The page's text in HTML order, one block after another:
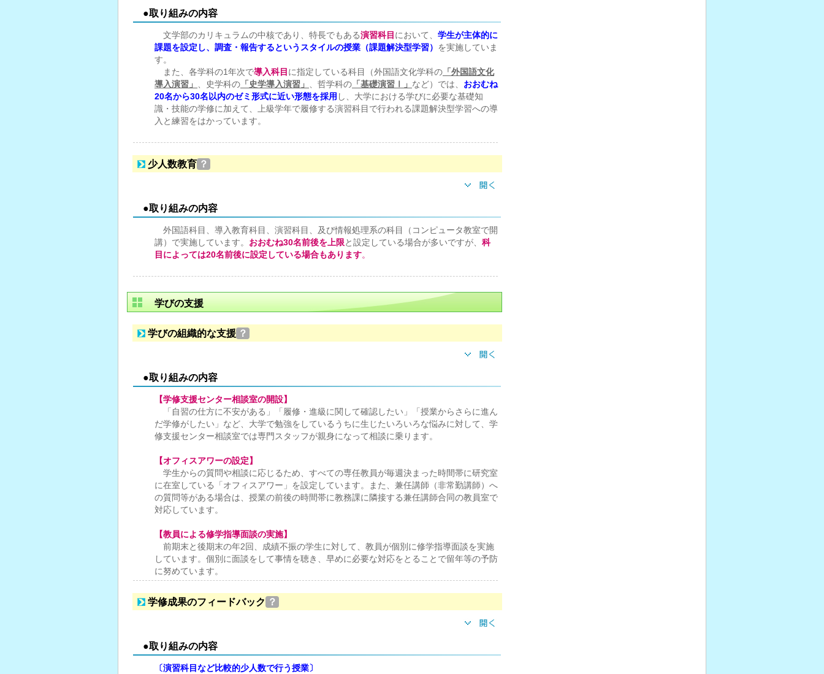
●取り組みの内容
文学部のカリキュラムの中核であり、特長でもある演習科目 において、 学生が主体的に
課題を設定し、調査・報告するというスタイルの授業（課題解決型学習） を実施していま
す。
また、各学科の1年次で導入科目 に指定している科目（外国語文化学科の 「外国語文化
導入演習」
、史学科の 「史学導入演習」 、哲学科の 「基礎演習Ⅰ」 など）では、 おおむね
20名から30名以内のゼミ形式に近い形態を採用 し、大学における学びに必要な基礎知
識・技能の学修に加えて、上級学年で履修する演習科目で行われる課題解決型学習への導
入と練習をはかっています。
少人数教育 ？
●取り組みの内容
外国語科目、導入教育科目、演習科目、及び情報処理系の科目（コンピュータ教室で開
講）で実施しています。 おおむね30名前後を上限と設定している場合が多いですが、 科
目によっては20名前後に設定している場合もあります。
学びの支援
学びの組織的な支援 ？
●取り組みの内容
【学修支援センター相談室の開設】
「自習の仕方に不安がある」「履修・進級に関して確認したい」「授業からさらに進ん
だ学修がしたい」など、大学で勉強をしているうちに生じたいろいろな悩みに対して、学
修支援センター相談室では専門スタッフが親身になって相談に乗ります。
【オフィスアワーの設定】
学生からの質問や相談に応じるため、すべての専任教員が毎週決まった時間帯に研究室
に在室している「オフィスアワー」を設定しています。また、兼任講師（非常勤講師）へ
の質問等がある場合は、授業の前後の時間帯に教務課に隣接する兼任講師合同の教員室で
対応しています。
【教員による修学指導面談の実施】
前期末と後期末の年2回、成績不振の学生に対して、教員が個別に修学指導面談を実施
しています。個別に面談をして事情を聴き、早めに必要な対応をとることで留年等の予防
に努めています。
学修成果のフィードバック ？
●取り組みの内容
〔演習科目など比較的少人数で行う授業〕